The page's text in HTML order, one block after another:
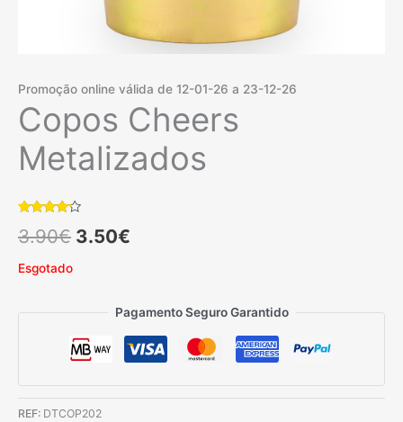
Promoção online válida de 12-01-26 a 23-12-26
Copos Cheers
Metalizados
com4.00
classificação
3.90€ O
original
era:
3.50€
atual
é:
Esgotado
Pagamento Seguro Garantido
REF: DTCOP202